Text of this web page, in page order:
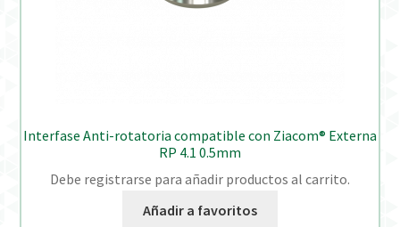
Interfase Anti-rotatoria compatible con Ziacom® Externa
RP 4.1 0.5mm
Debe registrarse para añadir productos al carrito.
Añadir a favoritos